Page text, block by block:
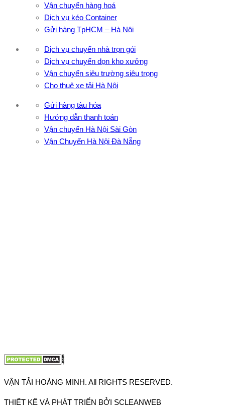
Vận chuyển hàng hoá
Dịch vụ kéo Container
Gửi hàng TpHCM – Hà Nội
Dịch vụ chuyển nhà trọn gói
Dịch vụ chuyển dọn kho xưởng
Vận chuyển siêu trường siêu trọng
Cho thuê xe tải Hà Nội
Gửi hàng tàu hỏa
Hướng dẫn thanh toán
Vận chuyển Hà Nội Sài Gòn
Vận Chuyển Hà Nội Đà Nẵng
VẬN TẢI HOÀNG MINH. All RIGHTS RESERVED.
THIẾT KẾ VÀ PHÁT TRIỂN BỞI SCLEANWEB